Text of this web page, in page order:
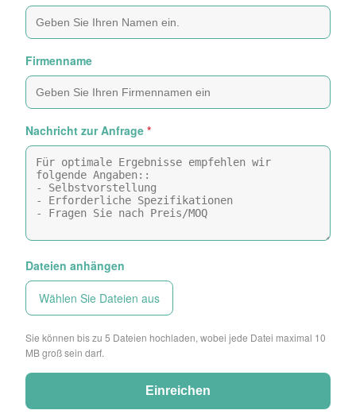
Firmenname
Nachricht zur Anfrage *
Dateien anhängen
Wählen Sie Dateien aus
Sie können bis zu 5 Dateien hochladen, wobei jede Datei maximal 10
MB groß sein darf.
Einreichen